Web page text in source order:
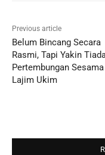
Previous article
Belum Bincang Secara
Rasmi, Tapi Yakin
Pertembungan Sesama
Lajim Ukim